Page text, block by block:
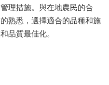
理措施。與在地農民的合
熟悉，選擇適合的品種和施
品質最佳化。